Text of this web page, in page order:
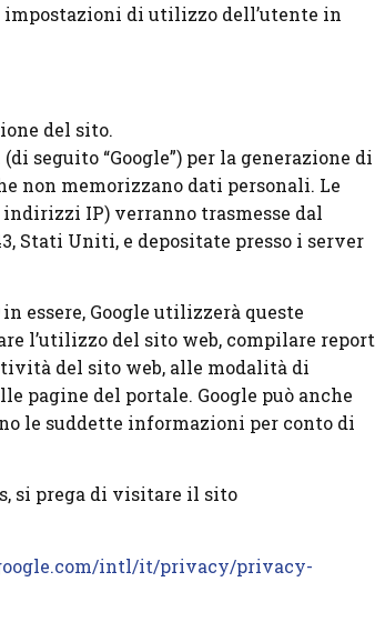
impostazioni di utilizzo dell’utente in
del sito.
seguito “Google”) per la generazione di
non memorizzano dati personali. Le
IP) verranno trasmesse dal
Stati Uniti, e depositate presso i server
in essere, Google utilizzerà queste
l’utilizzo del sito web, compilare report
del sito web, alle modalità di
pagine del portale. Google può anche
le suddette informazioni per conto di
si prega di visitare il sito
intl/it/privacy/privacy-